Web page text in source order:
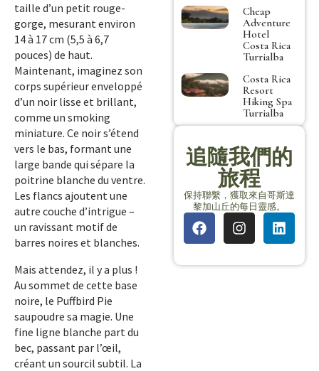
taille d’un petit rouge-
gorge, mesurant environ
14 à 17 cm (5,5 à 6,7
pouces) de haut.
Maintenant, imaginez son
corps supérieur enveloppé
d’un noir lisse et brillant,
comme un smoking
miniature. Ce noir s’étend
vers le bas, formant une
large bande qui sépare la
poitrine blanche du ventre.
Les flancs ajoutent une
autre couche d’intrigue –
un ravissant motif de
barres noires et blanches.
Mais attendez, il y a plus !
Au sommet de cette base
noire, le Puffbird Pie
saupoudre sa magie. Une
fine ligne blanche part du
bec, passant par l’œil,
créant un sourcil subtil. La
Cheap
Adventure
Hotel
Costa Rica
Turrialba
Costa Rica
Resort
Hiking Spa
Turrialba
追隨我們的
旅程
保持聯繫，獲取來自哥斯達
黎加山丘的每日靈感。